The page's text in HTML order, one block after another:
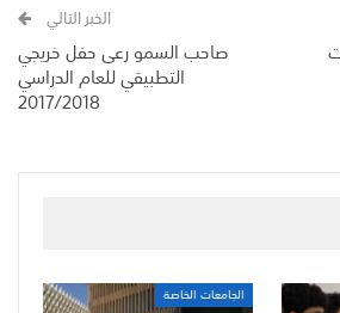
الخبر التالي
صاحب السمو رعى حفل خريجي
التطبيقي للعام الدراسي
2017/2018
الجامعات الخاصة